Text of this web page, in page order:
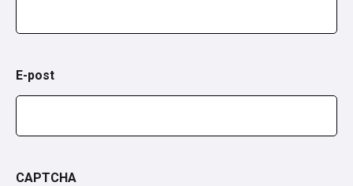
E-post
CAPTCHA